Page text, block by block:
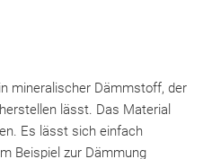
mineralischer Dämmstoff, der
lässt. Das Material
Es lässt sich einfach
Beispiel zur Dämmung